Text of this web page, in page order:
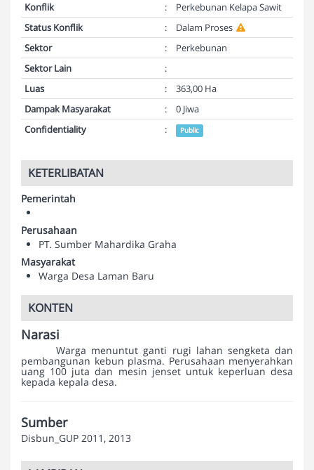
Konflik
:
Perkebunan Kelapa Sawit
Status Konflik
:
Dalam Proses
Sektor
:
Perkebunan
Sektor Lain
:
Luas
:
363,00 Ha
Dampak Masyarakat
:
0 Jiwa
Confidentiality
: Public
KETERLIBATAN
Pemerintah
Perusahaan
PT. Sumber Mahardika Graha
Masyarakat
Warga Desa Laman Baru
KONTEN
Narasi
Warga menuntut ganti rugi lahan sengketa dan
pembangunan kebun plasma. Perusahaan menyerahkan
uang 100 juta dan mesin jenset untuk keperluan desa
kepada kepala desa.
Sumber
Disbun_GUP 2011, 2013